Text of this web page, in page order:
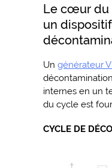
Le cœur du
un
Ungénérateur
internes en un
du cycle est
CYCLE DE